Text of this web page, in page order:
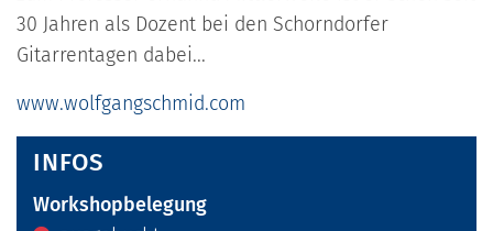
30 Jahren als Dozent bei den Schorndorfer
Gitarrentagen dabei...
www.wolfgangschmid.com
INFOS
Workshopbelegung